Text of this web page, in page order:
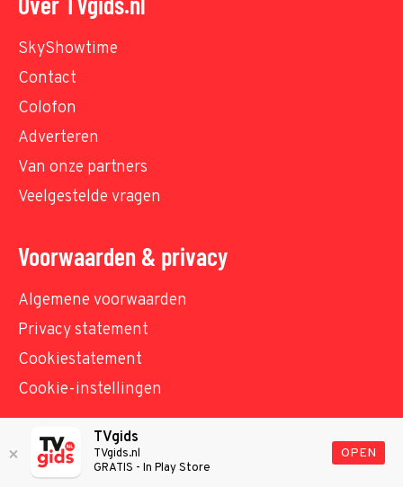
SkyShowtime
Contact
Colofon
Adverteren
Van onze partners
Veelgestelde vragen
Voorwaarden & privacy
Algemene voorwaarden
Privacy statement
Cookiestatement
Cookie-instellingen
© TVgids.nl 2026 - All rights reserved. No text and
datamining.
TVgids
TVgids.nl
GRATIS - In Play Store
OPEN